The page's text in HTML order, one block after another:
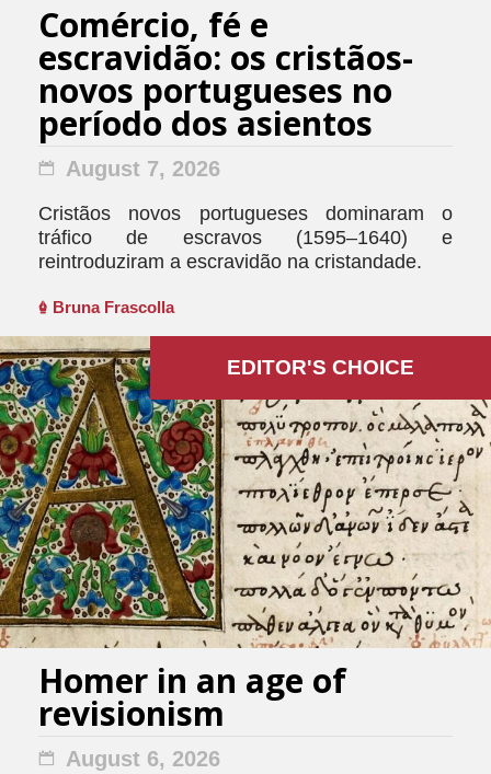
Comércio, fé e
escravidão: os cristãos-
novos portugueses no
período dos asientos
August 7, 2026
Cristãos novos portugueses dominaram o
tráfico de escravos (1595–1640) e
reintroduziram a escravidão na cristandade.
Bruna Frascolla
Homer in an age of
revisionism
August 6, 2026
EDITOR'S СHOICE